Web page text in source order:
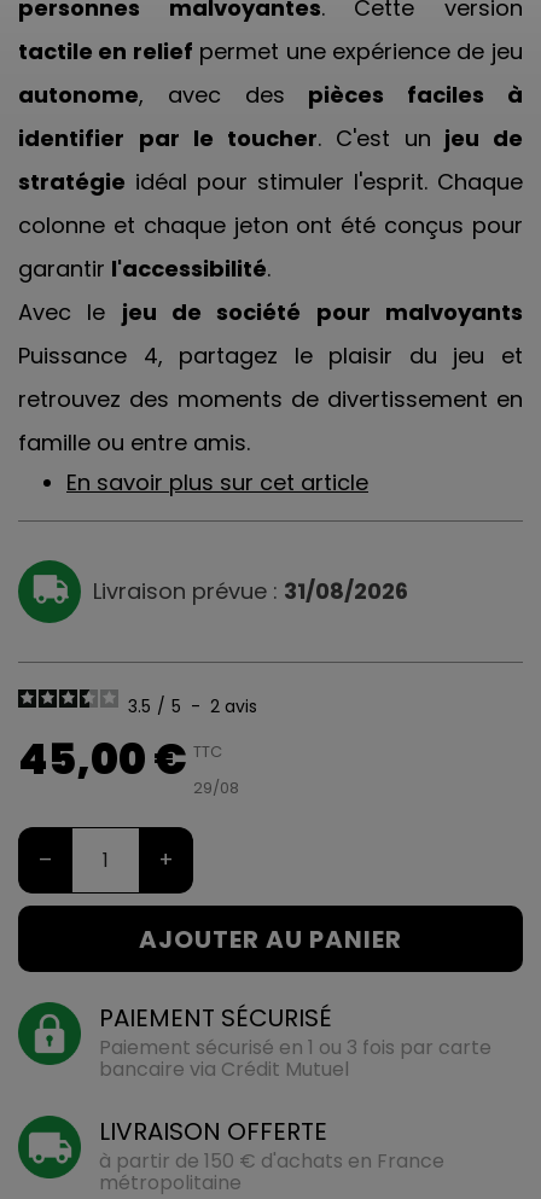
personnes malvoyantes. Cette version
tactile en relief permet une expérience de jeu
autonome, avec des pièces faciles à
identifier par le toucher. C'est un jeu de
stratégie idéal pour stimuler l'esprit. Chaque
colonne et chaque jeton ont été conçus pour
garantir l'accessibilité.
Avec le jeu de société pour malvoyants
Puissance 4, partagez le plaisir du jeu et
retrouvez des moments de divertissement en
famille ou entre amis.
En savoir plus sur cet article
Livraison prévue : 31/08/2026
3.5 / 5 - 2 avis
45,00 € TTC
29/08
– +
AJOUTER AU PANIER
PAIEMENT SÉCURISÉ
Paiement sécurisé en 1 ou 3 fois par carte
bancaire via Crédit Mutuel
LIVRAISON OFFERTE
à partir de 150 € d'achats en France
métropolitaine